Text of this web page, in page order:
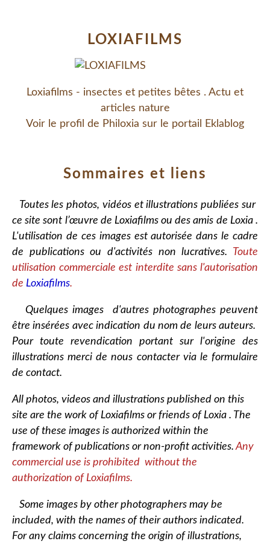
LOXIAFILMS
Loxiafilms - insectes et petites bêtes . Actu et
articles nature
Voir le profil de Philoxia sur le portail Eklablog
Sommaires et liens
Toutes les photos, vidéos et illustrations publiées sur
ce site sont l’œuvre de Loxiafilms ou des amis de Loxia .
L'utilisation de ces images est autorisée dans le cadre
de publications ou d'activités non lucratives. Toute
utilisation commerciale est interdite sans l'autorisation
de Loxiafilms.
Quelques images d'autres photographes peuvent
être insérées avec indication du nom de leurs auteurs.
Pour toute revendication portant sur l'origine des
illustrations merci de nous contacter via le formulaire
de contact.
All photos, videos and illustrations published on this
site are the work of Loxiafilms or friends of Loxia . The
use of these images is authorized within the
framework of publications or non-profit activities.Any
commercial use is prohibited without the
authorization of Loxiafilms.
Some images by other photographers may be
included, with the names of their authors indicated.
For any claims concerning the origin of illustrations,